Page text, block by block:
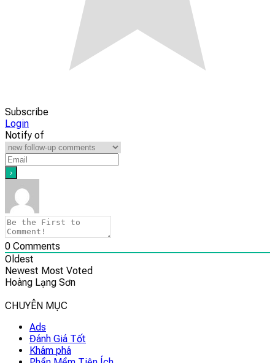
Subscribe
Login
Notify of
0 Comments
Oldest
Newest Most Voted
Hoàng Lạng Sơn
CHUYÊN MỤC
Ads
Đánh Giá Tốt
Khám phá